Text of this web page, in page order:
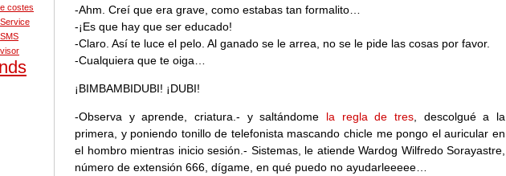
costes
Service
SMS
-Ahm. Creí que era grave, como estabas tan formalito…
-¡Es que hay que ser educado!
-Claro. Así te luce el pelo. Al ganado se le arrea, no se le pide las cosas por favor.
-Cualquiera que te oiga…
¡BIMBAMBIDUBI! ¡DUBI!
-Observa y aprende, criatura.- y saltándome la regla de tres , descolgué a la
primera, y poniendo tonillo de telefonista mascando chicle me pongo el auricular en
el hombro mientras inicio sesión.- Sistemas, le atiende Wardog Wilfredo Sorayastre,
número de extensión 666, dígame, en qué puedo no ayudarleeeee…